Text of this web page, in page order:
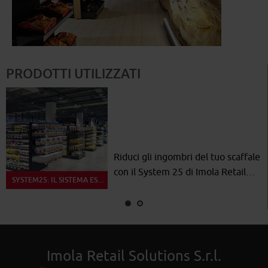
PRODOTTI UTILIZZATI
SYSTEM25: IL SISTEMA ESPOSITIVO MODULARE
Riduci gli ingombri del tuo scaffale
con il System 25 di Imola Retail…
3X3: VERSATILE SISTEMA ESPOSITIVO
Estensione del prodotto Imola
Retail Solutions per un’espo…
Imola Retail Solutions S.r.l.